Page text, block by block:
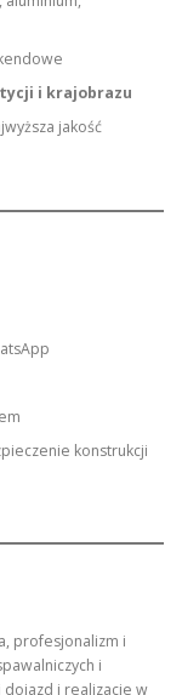
i krajobrazu
jakość
konstrukcji
profesjonalizm i
i
dojazd i realizacje w